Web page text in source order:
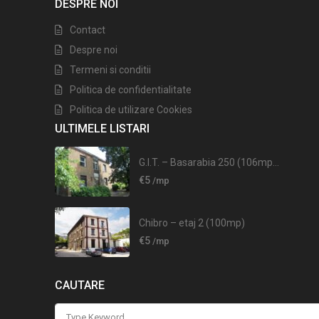
DESPRE NOI
Contact
Despre noi
Termeni si conditii
Politica de confidentialitate
Politica de utilizare Cookies
ULTIMELE LISTARI
G.I.T. – Basarabia 250 (106mp...
€5 /mp
Chibro – etaj 2 (100mp)
€5 /mp
CAUTARE